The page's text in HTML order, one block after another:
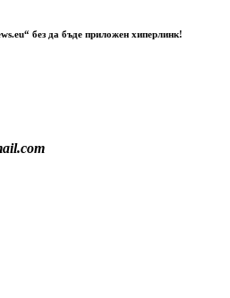
без да бъде приложен хиперлинк!